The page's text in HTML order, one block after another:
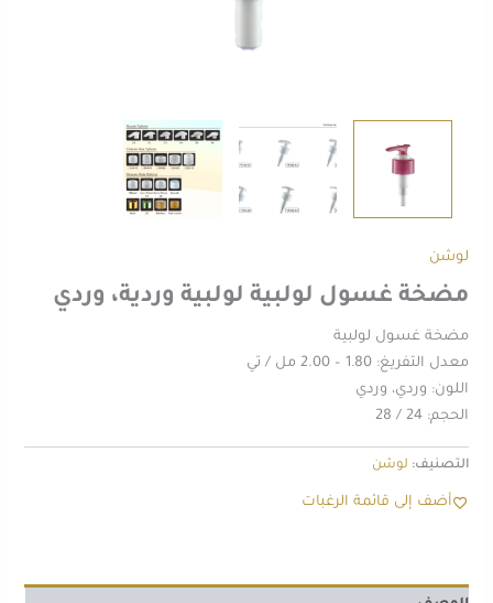
لوشن
مضخة غسول لولبية لولبية وردية، وردي
مضخة غسول لولبية
معدل التفريغ: 1.80 – 2.00 مل / تي
اللون: وردي، وردي
الحجم: 24 / 28
التصنيف: لوشن
أضف إلى قائمة الرغبات